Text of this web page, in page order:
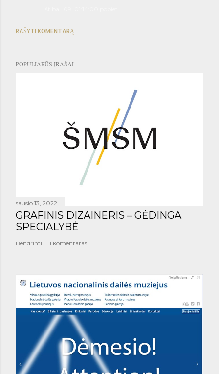
RAŠYTI KOMENTARĄ
POPULIARŪS ĮRAŠAI
sausio 13, 2022
GRAFINIS DIZAINERIS – GĖDINGA
SPECIALYBĖ
Bendrinti 1 komentaras